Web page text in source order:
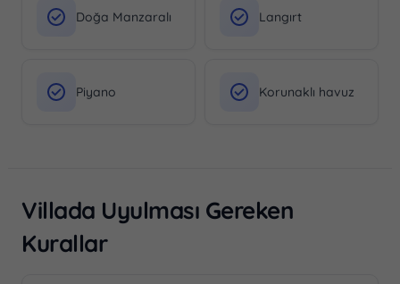
Doğa Manzaralı Langırt
Piyano Korunaklı havuz
Villada Uyulması Gereken
Kurallar